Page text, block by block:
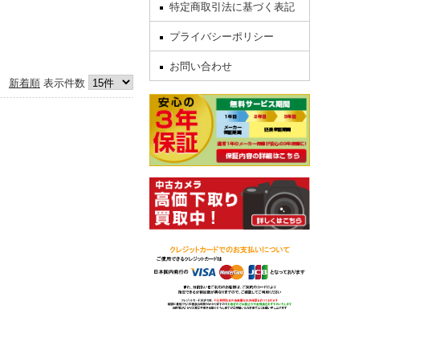
特定商取引法に基づく表記
プライバシーポリシー
お問い合わせ
新着順 表示件数